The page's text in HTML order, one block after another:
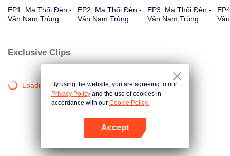
EP1: Ma Thổi Đèn -
Vân Nam Trùng
EP2: Ma Thổi Đèn -
Vân Nam Trùng
EP3: Ma Thổi Đèn -
Vân Nam Trùng
Exclusive Clips
Loading…By using the website, you are agreeing to our
Privacy Policy and the use of cookies in
accordance with our Cookie Policy.
Accept